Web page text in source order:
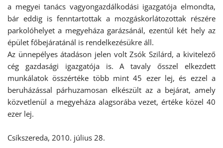
a megyei tanács vagyongazdálkodási igazgatója elmondta,
bár eddig is fenntartottak a mozgáskorlátozottak részére
parkolóhelyet a megyeháza garázsánál, ezentúl két hely az
épület főbejáratánál is rendelkezésükre áll.
Az ünnepélyes átadáson jelen volt Zsók Szilárd, a kivitelező
cég gazdasági igazgatója is. A tavaly ősszel elkezdett
munkálatok összértéke több mint 45 ezer lej, és ezzel a
beruházással párhuzamosan elkészült az a bejárat, amely
közvetlenül a megyeháza alagsorába vezet, értéke közel 40
ezer lej.
Csíkszereda, 2010. július 28.